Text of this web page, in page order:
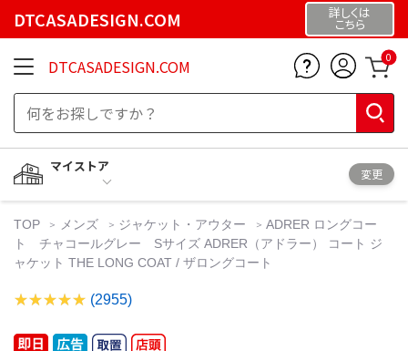
DTCASADESIGN.COM 詳しくは
こちら
DTCASADESIGN.COM 0
マイストア
変更
TOP メンズ ジャケット・アウター
ADRER ロングコー
ト チャコールグレー Sサイズ ADRER（アドラー） コート ジ
ャケット THE LONG COAT / ザロングコート
(2955)